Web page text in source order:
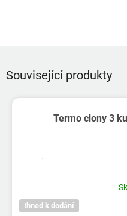
Související produkty
Termo clony 3
Ihned k dodání